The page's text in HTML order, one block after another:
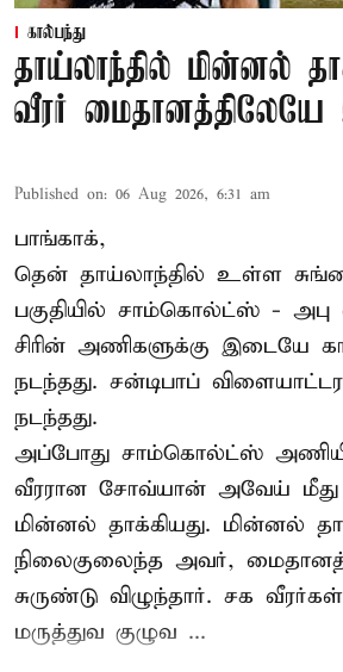
கால்பந்து
தாய்லாந்தில் மின்னல்
வீரர் மைதானத்திலேயே
Published on: 06 Aug 2026, 6:31 am
பாங்காக்,
தென் தாய்லாந்தில் உள்ள
பகுதியில் சாம்கொல்ட்ஸ் -
சிரின் அணிகளுக்கு இடையே
நடந்தது. சன்டிபாப்
நடந்தது.
அப்போது சாம்கொல்ட்ஸ்
வீரரான சோவ்யான் அவேய் மீது
மின்னல் தாக்கியது. மின்னல்
நிலைகுலைந்த அவர்,
சுருண்டு விழுந்தார். சக
மருத்துவ குழுவ ...